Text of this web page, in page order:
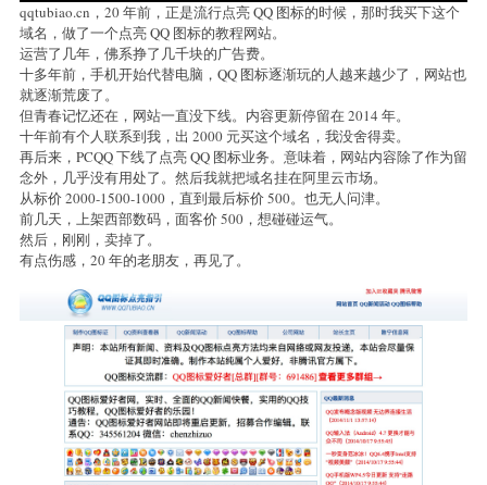
qqtubiao.cn，20 年前，正是流行点亮 QQ 图标的时候，那时我买下这个
域名，做了一个点亮 QQ 图标的教程网站。
运营了几年，佛系挣了几千块的广告费。
十多年前，手机开始代替电脑，QQ 图标逐渐玩的人越来越少了，网站也
就逐渐荒废了。
但青春记忆还在，网站一直没下线。内容更新停留在 2014 年。
十年前有个人联系到我，出 2000 元买这个域名，我没舍得卖。
再后来，PCQQ 下线了点亮 QQ 图标业务。意味着，网站内容除了作为留
念外，几乎没有用处了。然后我就把域名挂在阿里云市场。
从标价 2000-1500-1000，直到最后标价 500。也无人问津。
前几天，上架西部数码，面客价 500，想碰碰运气。
然后，刚刚，卖掉了。
有点伤感，20 年的老朋友，再见了。